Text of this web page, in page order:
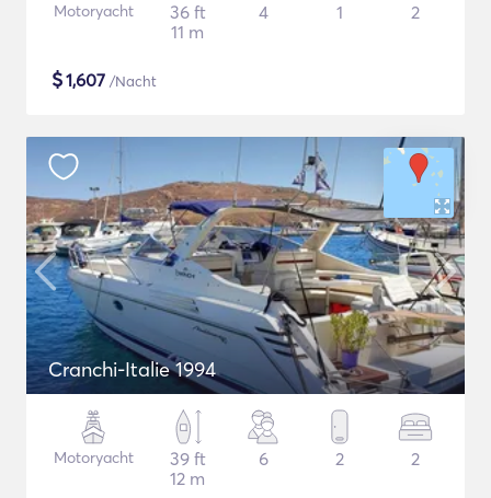
Motoryacht
36 ft
11 m
4 1 2
$1,607 /Nacht
Cranchi-Italie 1994
Motoryacht
39 ft
12 m
6 2 2